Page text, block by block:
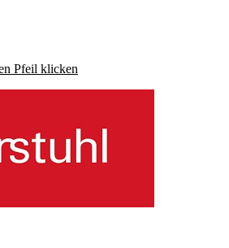
Pfeil klicken